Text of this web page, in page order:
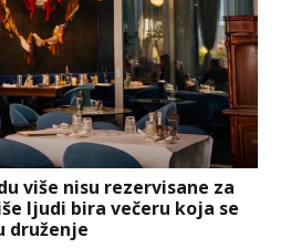
više nisu rezervisane za
ljudi bira večeru koja se
druženje